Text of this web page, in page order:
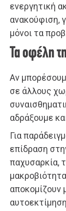
ενεργητική
ανακούφιση,
μόνοι τα
Τα οφέλη
Αν
σε άλλους
αδράξουμε
Για
επίδραση
παχυσαρκία,
αποκομίζουν